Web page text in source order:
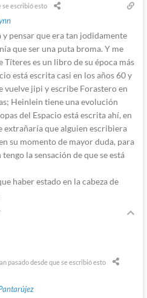
se escribió esto
pensar que era tan jodidamente
que ser una puta broma. Y me
es un libro de su época más
está escrita casi en los años 60 y
vuelve jipi y escribe Forastero en
Heinlein tiene una evolución
del Espacio está escrita ahí, en
extrañaría que alguien escribiera
su momento de mayor duda, para
la sensación de que se está
haber estado en la cabeza de
pasado desde que se escribió esto